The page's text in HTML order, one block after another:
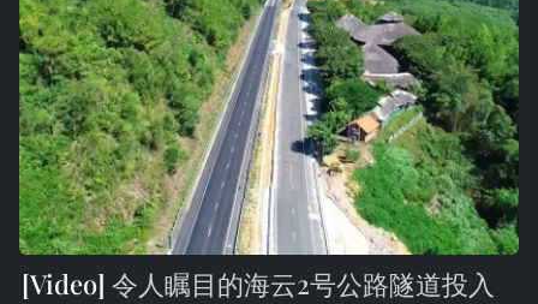
令人瞩目的海云2号公路隧道投入